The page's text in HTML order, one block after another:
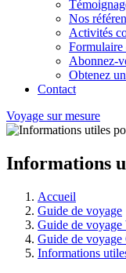
Nos
Activités
Formulaire
Abonnez-
Obtenez
Contact
Voyage sur mesure
Informations
Accueil
Guide de voyage
Guide de voyage
Guide de voyage
Informations